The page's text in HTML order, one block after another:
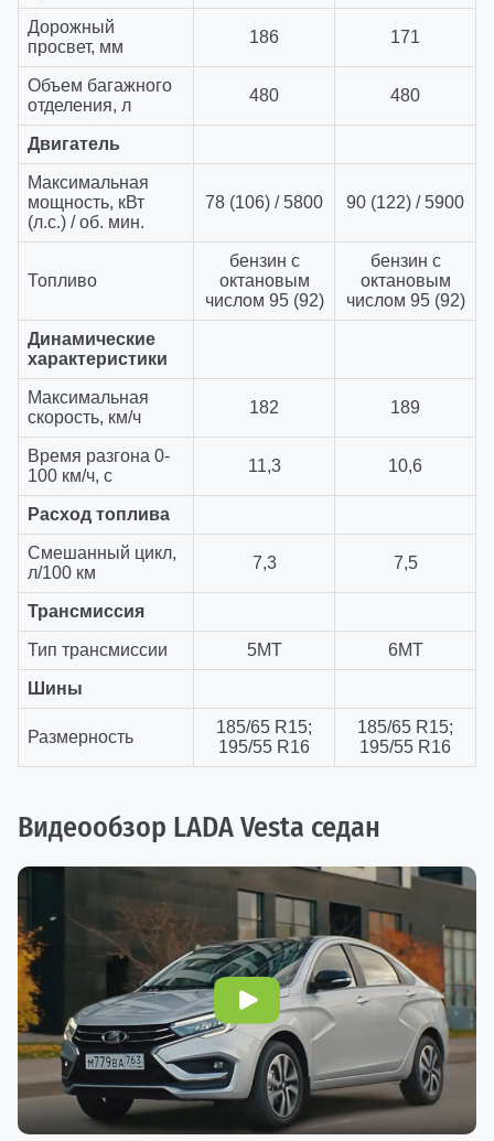
Дорожный
просвет, мм
186 171
Объем багажного
отделения, л
480 480
Двигатель
Максимальная
мощность, кВт
(л.с.) / об. мин.
78 (106) / 5800 90 (122) / 5900
Топливо
бензин с
октановым
числом 95 (92)
бензин с
октановым
числом 95 (92)
Динамические
характеристики
Максимальная
скорость, км/ч
182 189
Время разгона 0-
100 км/ч, с
11,3 10,6
Расход топлива
Смешанный цикл,
л/100 км
7,3 7,5
Трансмиссия
Тип трансмиссии 5МТ 6МТ
Шины
Размерность
185/65 R15;
195/55 R16
185/65 R15;
195/55 R16
Видеообзор LADA Vesta седан